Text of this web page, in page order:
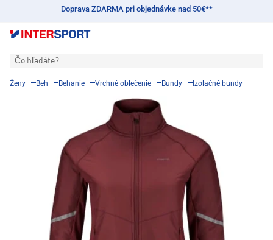
Doprava ZDARMA pri objednávke nad 50€**
Čo hľadáte?
Ženy Beh Behanie Vrchné oblečenie Bundy Izolačné bundy